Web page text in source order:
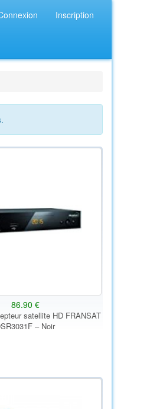
Inscription
86.90 €
satellite HD FRANSAT
– Noir